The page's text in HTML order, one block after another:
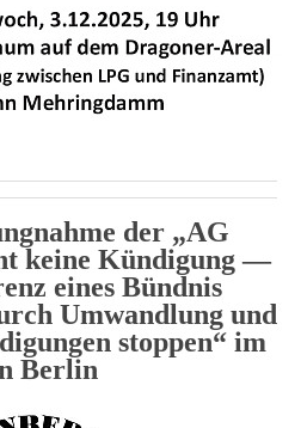
der „AG
keine Kündigung —
eines Bündnis
Umwandlung und
stoppen“ im
Berlin